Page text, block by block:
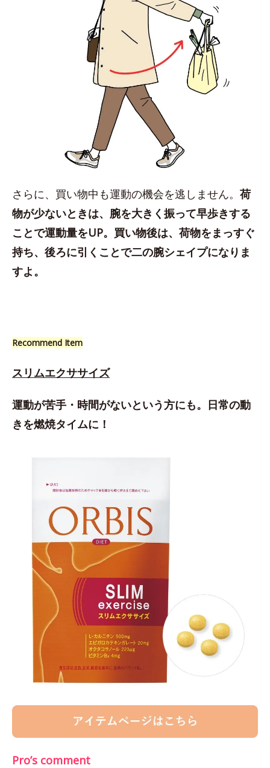
さらに、買い物中も運動の機会を逃しません。 荷
物が少ないときは、腕を大きく振って早歩きする
ことで運動量をUP。買い物後は、荷物をまっすぐ
持ち、後ろに引くことで二の腕シェイプになりま
すよ。
Recommend Item
スリムエクササイズ
運動が苦手・時間がないという方にも。日常の動
きを燃焼タイムに！
Pro’s comment